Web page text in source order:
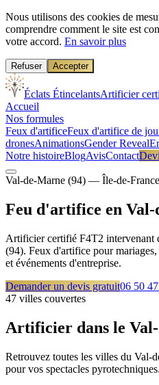
Nous utilisons des cookies de
comprendre comment le site est
votre accord. En savoir plus
Refuser Accepter
Éclats ÉtincelantsArtificier
Accueil
Nos formules
Feux d'artificeFeux d'artifice de
dronesAnimationsGender Reveal
Notre histoireBlogAvisContact
Val-de-Marne (94) — Île-de-France
Feu d'artifice en Val-
Artificier certifié F4T2 intervenant
(94). Feux d'artifice pour
et événements d'entreprise.
Demander un devis gratuit06 50
47 villes couvertes
Artificier dans le
Retrouvez toutes les villes du Val-
pour vos spectacles pyrotechniques.